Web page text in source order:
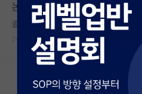
국내대학원 정보
연구실&오픈랩
커뮤니티
커뮤니티 홈
논문 템플릿 만들어서 공유한
졸린 미셸 푸코
2026.06.02 24 12173